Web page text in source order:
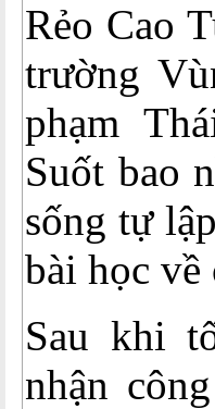
Rẻo Cao
trường
phạm
Suốt bao
sống tự
bài học về
Sau khi
nhận